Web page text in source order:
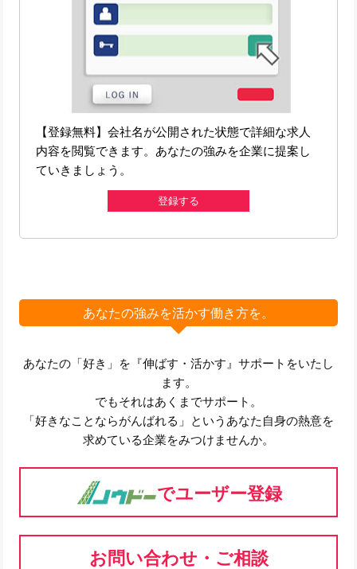
【登録無料】会社名が公開された状態で詳細な求人
内容を閲覧できます。あなたの強みを企業に提案し
ていきましょう。
登録する
あなたの強みを活かす働き方を。
あなたの「好き」を『伸ばす・活かす』サポートをいたし
ます。
でもそれはあくまでサポート。
「好きなことならがんばれる」というあなた自身の熱意を
求めている企業をみつけませんか。
でユーザー登録
お問い合わせ・ご相談